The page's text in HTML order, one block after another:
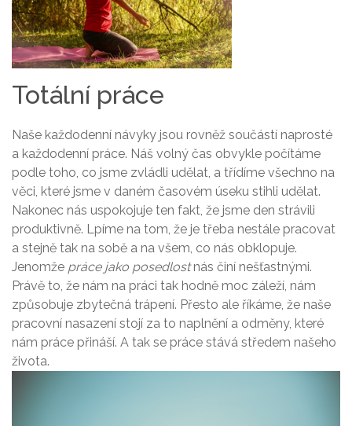
Totální práce
Naše každodenní návyky jsou rovněž součástí naprosté
a každodenní práce. Náš volný čas obvykle počítáme
podle toho, co jsme zvládli udělat, a třídíme všechno na
věci, které jsme v daném časovém úseku stihli udělat.
Nakonec nás uspokojuje ten fakt, že jsme den strávili
produktivně. Lpíme na tom, že je třeba nestále pracovat
a stejně tak na sobě a na všem, co nás obklopuje.
Jenomže práce jako posedlostnás činí nešťastnými.
Právě to, že nám na práci tak hodně moc záleží, nám
způsobuje zbytečná trápení. Přesto ale říkáme, že naše
pracovní nasazení stojí za to naplnění a odměny, které
nám práce přináší. A tak se práce stává středem našeho
života.